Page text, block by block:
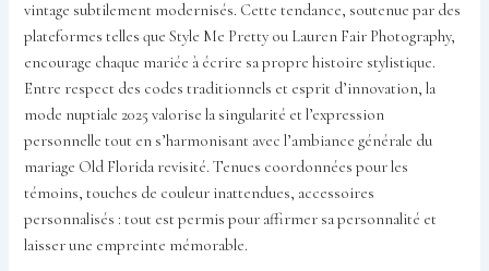
vintage subtilement modernisés. Cette tendance, soutenue par des
plateformes telles que Style Me Pretty ou Lauren Fair Photography,
encourage chaque mariée à écrire sa propre histoire stylistique.
Entre respect des codes traditionnels et esprit d’innovation, la
mode nuptiale 2025 valorise la singularité et l’expression
personnelle tout en s’harmonisant avec l’ambiance générale du
mariage Old Florida revisité. Tenues coordonnées pour les
témoins, touches de couleur inattendues, accessoires
personnalisés : tout est permis pour affirmer sa personnalité et
laisser une empreinte mémorable.